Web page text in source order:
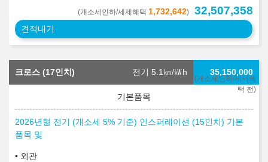
(개소세인하/세제혜택 1,732,642) 32,507,358
견적내기
크로스 (17인치) 전기 5.1㎞/㎾h
(개소세인하/세제혜
택 전)
35,150,000
2026년형 전기 (개소세 5% 기준) 인스퍼레이션 (15인치) 기본
품목 및
외관